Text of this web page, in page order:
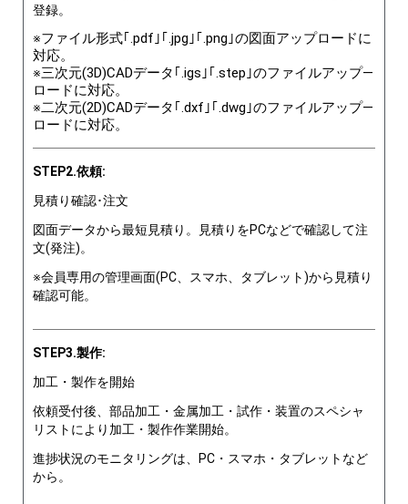
登録。
※ファイル形式｢.pdf｣｢.jpg｣｢.png｣の図面アップロードに
対応。
※三次元(3D)CADデータ｢.igs｣｢.step｣のファイルアップ―
ロードに対応。
※二次元(2D)CADデータ｢.dxf｣｢.dwg｣のファイルアップ―
ロードに対応。
STEP2.依頼:
見積り確認･注文
図面データから最短見積り。見積りをPCなどで確認して注
文(発注)。
※会員専用の管理画面(PC、スマホ、タブレット)から見積り
確認可能。
STEP3.製作:
加工・製作を開始
依頼受付後、部品加工・金属加工・試作・装置のスペシャ
リストにより加工・製作作業開始。
進捗状況のモニタリングは、PC・スマホ・タブレットなど
から。